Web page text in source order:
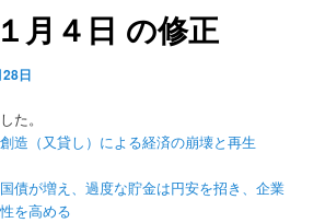
月４日 の修正
日
た。
造（又貸し）による経済の崩壊と再生
債が増え、過度な貯金は円安を招き、企業
を高める